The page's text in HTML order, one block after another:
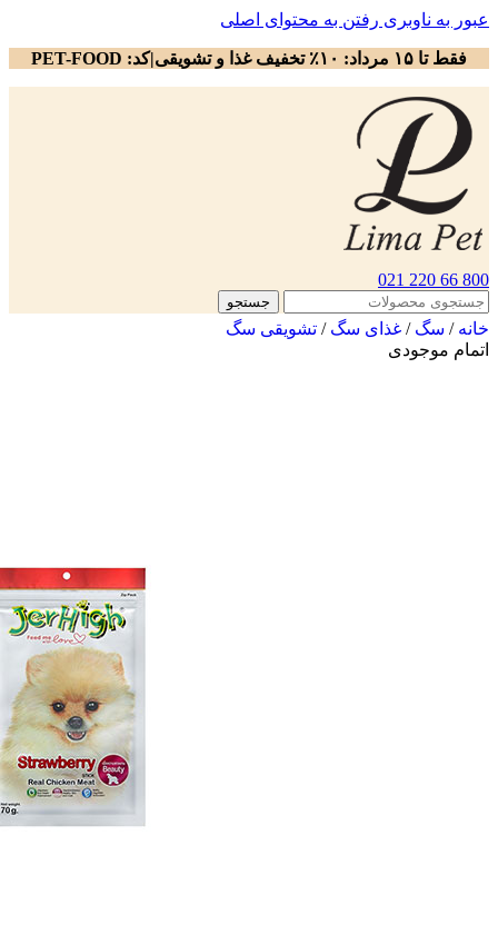
عبور به ناوبری رفتن به محتوای اصلی
فقط تا ۱۵ مرداد: ۱۰٪ تخفیف غذا و تشویقی|کد: PET-FOOD
800 66 220 021
جستجو
خانه/ سگ/ غذای سگ/ تشویقی سگ
اتمام موجودی